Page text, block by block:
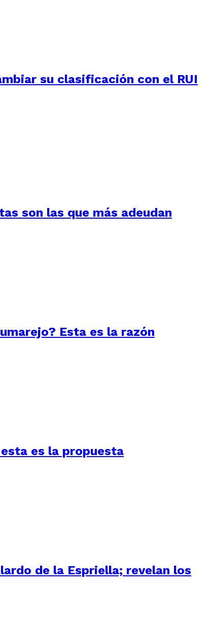
su clasificación con el RUI
son las que más adeudan
Esta es la razón
es la propuesta
de la Espriella; revelan los